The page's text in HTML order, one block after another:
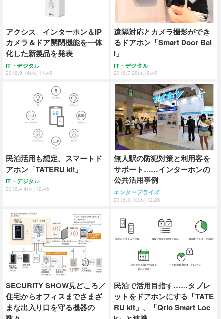
アクシス、インターホン＆IP
カメラ＆ドア開閉機能を一体
化した新製品を発表
IT・デジタル
2016.9.14(水) 11:45
遠隔対応とカメラ撮影ができ
るドアホン「Smart Door Bel
l」
IT・デジタル
2016.7.28(木) 9:45
民泊活用も想定、スマートド
アホン「TATERU kit」
IT・デジタル
2016.4.4(月) 12:46
無人駅の防犯対策と利用客を
サポート……インターホンの
公共活用事例
エンタープライズ
2016.3.10(木) 12:26
SECURITY SHOW見どころ／
住宅からオフィスまでさまざ
まな出入り口を守る機器の
民泊で活用目指す……タブレ
ットをドアホンにする「TATE
RU kit」、「Qrio Smart Loc